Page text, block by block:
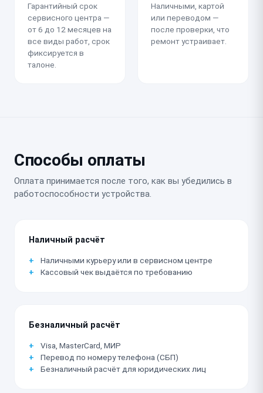
Гарантийный срок
сервисного центра —
от 6 до 12 месяцев на
все виды работ, срок
фиксируется в
талоне.
Наличными, картой
или переводом —
после проверки, что
ремонт устраивает.
Способы оплаты
Оплата принимается после того, как вы убедились в
работоспособности устройства.
Наличный расчёт
Наличными курьеру или в сервисном центре
Кассовый чек выдаётся по требованию
Безналичный расчёт
Visa, MasterCard, МИР
Перевод по номеру телефона (СБП)
Безналичный расчёт для юридических лиц